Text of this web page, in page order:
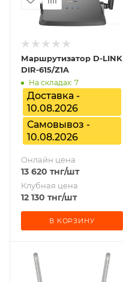
Маршрутизатор D-LINK
DIR-615/Z1A
На складах: 7
Доставка -
10.08.2026
Самовывоз -
10.08.2026
Онлайн цена
13 620 тнг/шт
Клубная цена
12 130 тнг/шт
В КОРЗИНУ